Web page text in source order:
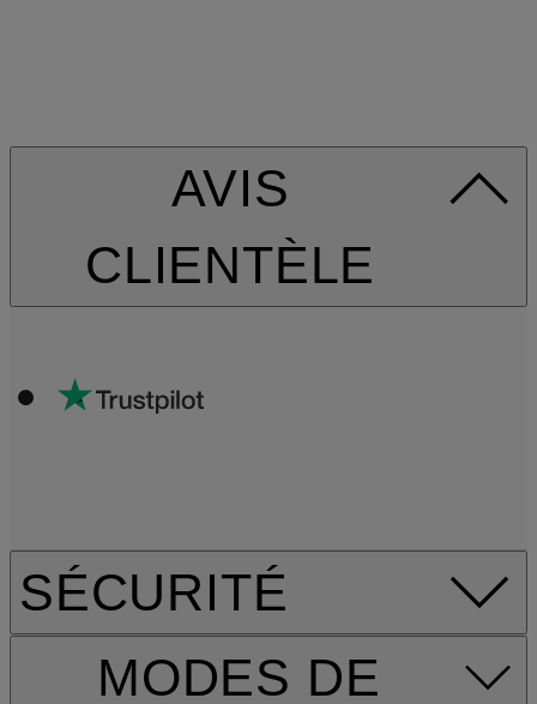
AVIS
CLIENTÈLE
SÉCURITÉ
MODES DE